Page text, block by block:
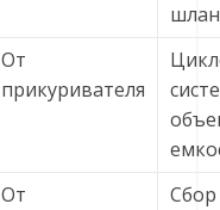
От
прикуривателя
От
Сбор